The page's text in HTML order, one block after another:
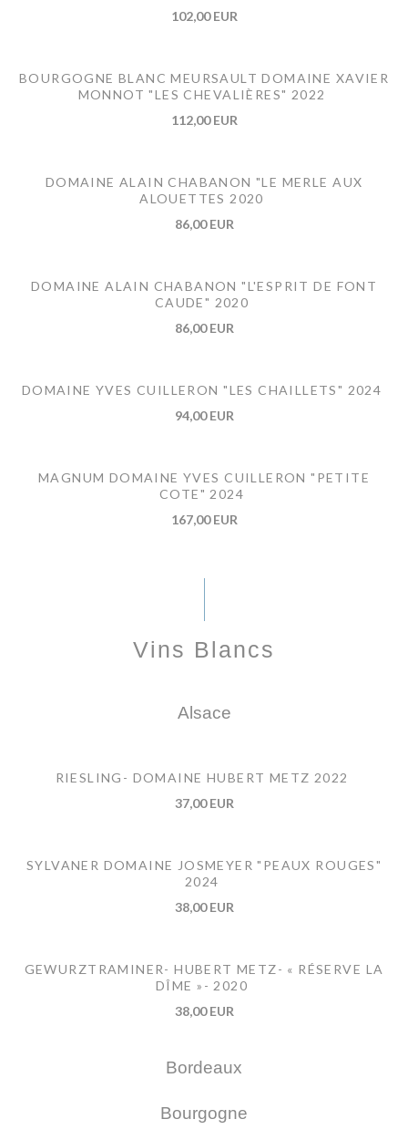
102,00 EUR
BOURGOGNE BLANC MEURSAULT DOMAINE XAVIER
MONNOT "LES CHEVALIÈRES" 2022
112,00 EUR
DOMAINE ALAIN CHABANON "LE MERLE AUX
ALOUETTES 2020
86,00 EUR
DOMAINE ALAIN CHABANON "L'ESPRIT DE FONT
CAUDE" 2020
86,00 EUR
DOMAINE YVES CUILLERON "LES CHAILLETS" 2024
94,00 EUR
MAGNUM DOMAINE YVES CUILLERON "PETITE
COTE" 2024
167,00 EUR
Vins Blancs
Alsace
RIESLING- DOMAINE HUBERT METZ 2022
37,00 EUR
SYLVANER DOMAINE JOSMEYER "PEAUX ROUGES"
2024
38,00 EUR
GEWURZTRAMINER- HUBERT METZ- « RÉSERVE LA
DÎME »- 2020
38,00 EUR
Bordeaux
Bourgogne